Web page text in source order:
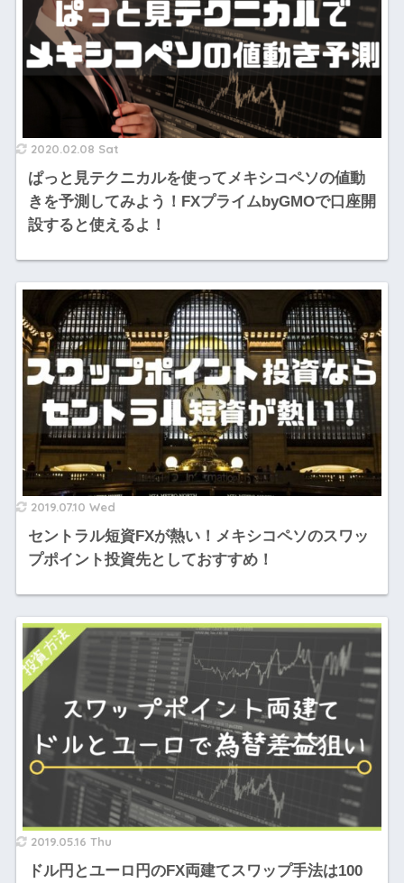
2020.02.08 Sat
ぱっと見テクニカルを使ってメキシコペソの値動
きを予測してみよう！FXプライムbyGMOで口座開
設すると使えるよ！
2019.07.10 Wed
セントラル短資FXが熱い！メキシコペソのスワッ
プポイント投資先としておすすめ！
2019.05.16 Thu
ドル円とユーロ円のFX両建てスワップ手法は100